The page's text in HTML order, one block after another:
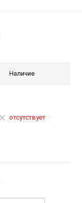
Наличие
отсутствует